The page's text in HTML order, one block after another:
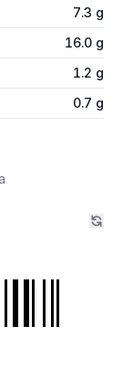
7.3 g
16.0 g
1.2 g
0.7 g